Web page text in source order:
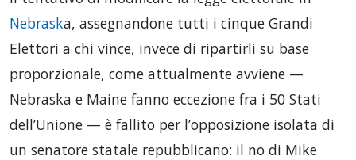
Nebraska, assegnandone tutti i cinque Grandi
Elettori a chi vince, invece di ripartirli su base
proporzionale, come attualmente avviene —
Nebraska e Maine fanno eccezione fra i 50 Stati
dell’Unione — è fallito per l’opposizione isolata di
un senatore statale repubblicano: il no di Mike